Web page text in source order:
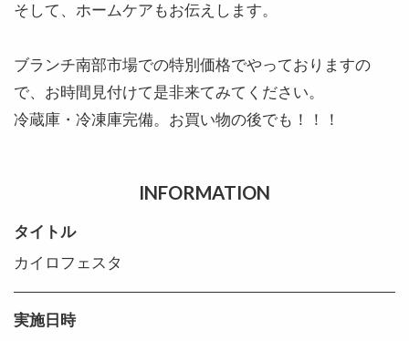
そして、ホームケアもお伝えします。
ブランチ南部市場での特別価格でやっておりますの
で、お時間見付けて是非来てみてください。
冷蔵庫・冷凍庫完備。お買い物の後でも！！！
INFORMATION
タイトル
カイロフェスタ
実施日時